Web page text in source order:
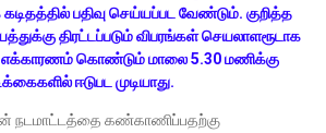
பதிவு செய்யப்பட வேண்டும். குறித்த
திரட்டப்படும் விபரங்கள் செயலாளரூடாக
எக்காரணம் கொண்டும் மாலை 5.30 மணிக்கு
ஈடுபட முடியாது.
நடமாட்டத்தை கண்காணிப்பதற்கு